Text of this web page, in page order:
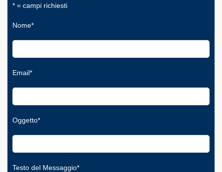
* = campi richiesti
Nome*
Email*
Oggetto*
Testo del Messaggio*